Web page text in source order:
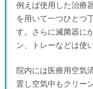
例えば使用した治療
を用いて一つひとつ
す。さらに滅菌器に
ン、トレーなどは使
院内には医療用空気
置し空気中もクリー